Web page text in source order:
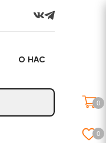
О НАС
0
0